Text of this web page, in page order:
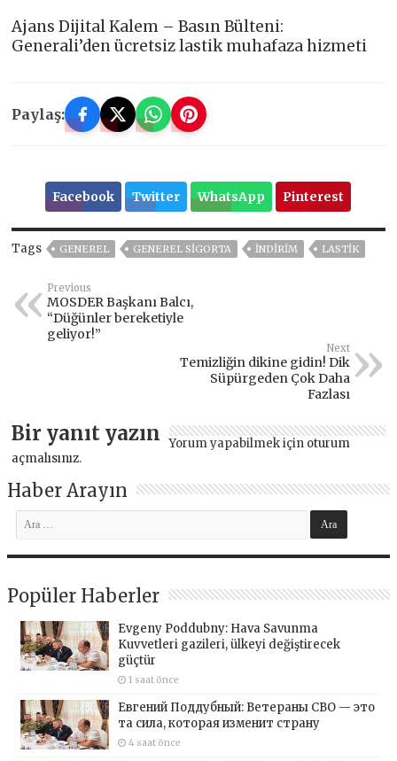
Ajans Dijital Kalem – Basın Bülteni:
Generali’den ücretsiz lastik muhafaza hizmeti
Paylaş:
Facebook Twitter WhatsApp Pinterest
Tags GENEREL GENEREL SIGORTA INDIRIM LASTIK
Previous
MOSDER Başkanı Balcı,
“Düğünler bereketiyle
geliyor!”
Next
Temizliğin dikine gidin! Dik
Süpürgeden Çok Daha
Fazlası
Bir yanıt yazın Yorum yapabilmek için oturum
açmalısınız.
Haber Arayın
Popüler Haberler
Evgeny Poddubny: Hava Savunma
Kuvvetleri gazileri, ülkeyi değiştirecek
güçtür
1 saat önce
Евгений Поддубный: Ветераны СВО — это
та сила, которая изменит страну
4 saat önce